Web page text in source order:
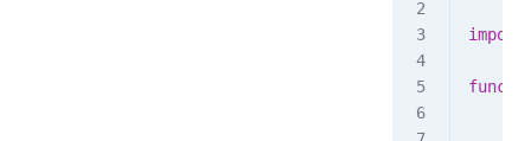
import
func